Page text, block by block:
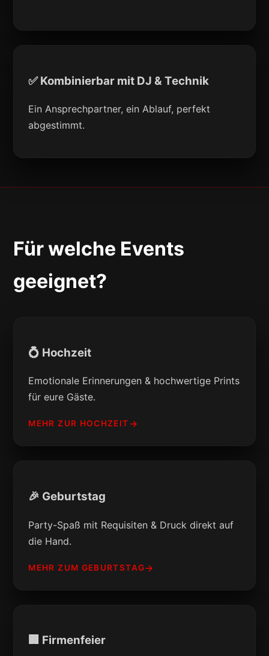
✅ Kombinierbar mit DJ & Technik
Ein Ansprechpartner, ein Ablauf, perfekt
abgestimmt.
Für welche Events
geeignet?
💍 Hochzeit
Emotionale Erinnerungen & hochwertige Prints
für eure Gäste.
MEHR ZUR HOCHZEIT
🎉 Geburtstag
Party-Spaß mit Requisiten & Druck direkt auf
die Hand.
MEHR ZUM GEBURTSTAG
🏢 Firmenfeier